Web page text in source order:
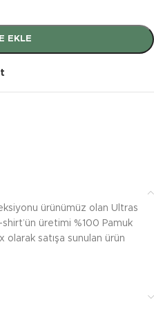
EKLE
ürünümüz olan Ultras
üretimi %100 Pamuk
olarak satışa sunulan ürün